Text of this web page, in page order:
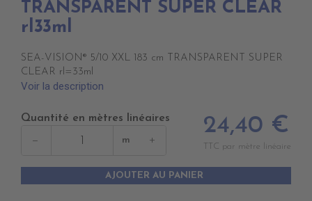
TRANSPARENT SUPER CLEAR
rl33ml
SEA-VISION® 5/10 XXL 183 cm TRANSPARENT SUPER
CLEAR rl=33ml
Voir la description
Quantité en mètres linéaires
− m +
24,40 €
TTC par mètre linéaire
AJOUTER AU PANIER